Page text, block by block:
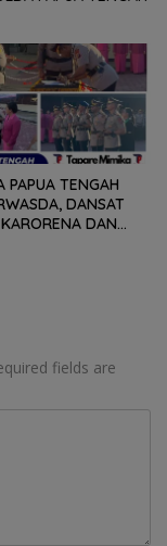
PAPUA TENGAH
DANSAT
DAN
fields are